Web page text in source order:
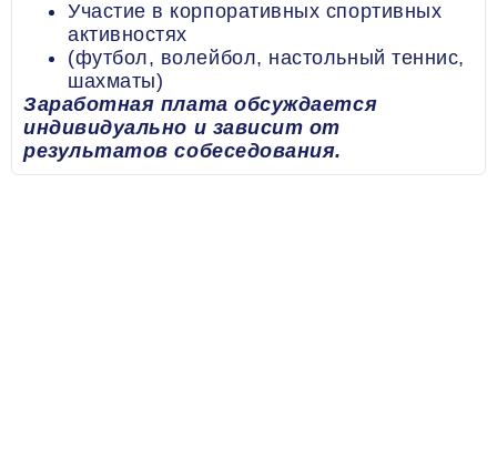
Участие в корпоративных спортивных
активностях
(футбол, волейбол, настольный теннис,
шахматы)
Заработная плата обсуждается
индивидуально и зависит от
результатов собеседования.